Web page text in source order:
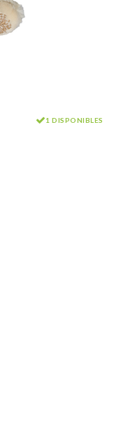
1 DISPONIBLES